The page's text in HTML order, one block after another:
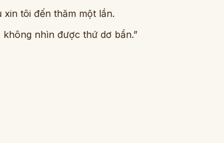
xin tôi đến thăm một lần.
nhìn được thứ dơ bẩn.”